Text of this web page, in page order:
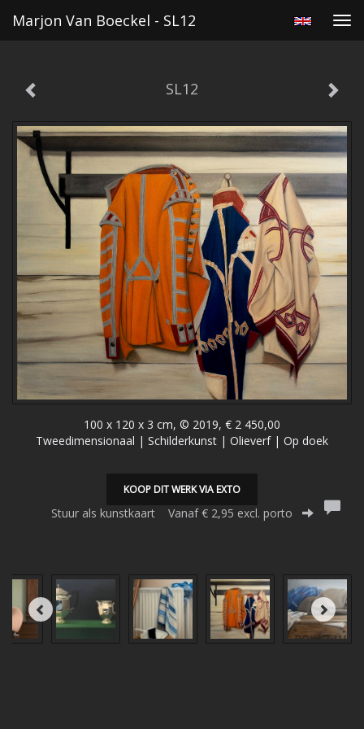
Marjon Van Boeckel - SL12
SL12
100 x 120 x 3 cm, © 2019, € 2 450,00
Tweedimensionaal | Schilderkunst | Olieverf | Op doek
KOOP DIT WERK VIA EXTO
Stuur als kunstkaart Vanaf € 2,95 excl. porto